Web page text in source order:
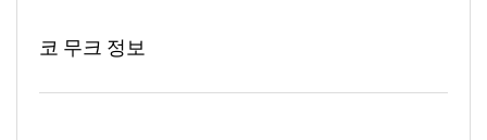
코 무크 정보